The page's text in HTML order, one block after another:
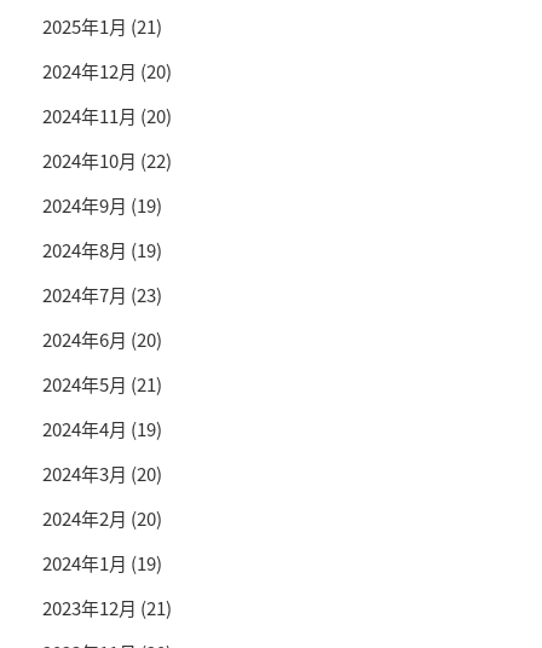
2025年1月 (21)
2024年12月 (20)
2024年11月 (20)
2024年10月 (22)
2024年9月 (19)
2024年8月 (19)
2024年7月 (23)
2024年6月 (20)
2024年5月 (21)
2024年4月 (19)
2024年3月 (20)
2024年2月 (20)
2024年1月 (19)
2023年12月 (21)